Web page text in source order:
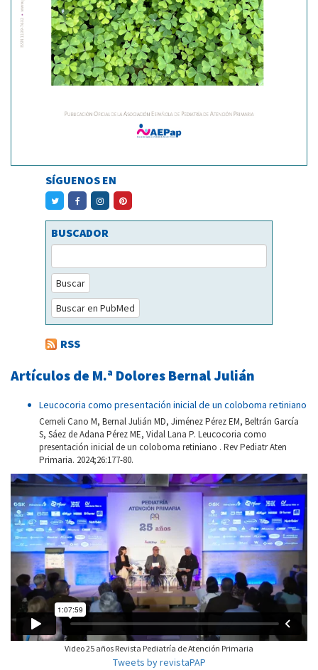
SÍGUENOS EN
BUSCADOR
Buscar
Buscar en PubMed
RSS
Artículos de M.ª Dolores Bernal Julián
Leucocoria como presentación inicial de un coloboma retiniano
Cemeli Cano M, Bernal Julián MD, Jiménez Pérez EM, Beltrán García
S, Sáez de Adana Pérez ME, Vidal Lana P. Leucocoria como
presentación inicial de un coloboma retiniano . Rev Pediatr Aten
Primaria. 2024;26:177-80.
Video 25 años Revista Pediatría de Atención Primaria
Tweets by revistaPAP